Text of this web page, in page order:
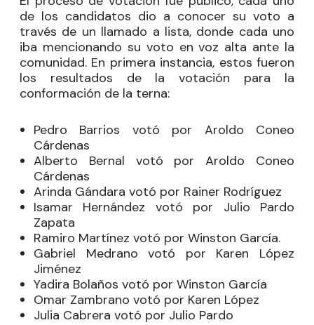
de los candidatos dio a conocer su voto a
través de un llamado a lista, donde cada uno
iba mencionando su voto en voz alta ante la
comunidad. En primera instancia, estos fueron
los resultados de la votación para la
conformación de la terna:
Pedro Barrios votó por Aroldo Coneo
Cárdenas
Alberto Bernal votó por Aroldo Coneo
Cárdenas
Arinda Gándara votó por Rainer Rodríguez
Isamar Hernández votó por Julio Pardo
Zapata
Ramiro Martínez votó por Winston García.
Gabriel Medrano votó por Karen López
Jiménez
Yadira Bolaños votó por Winston García
Omar Zambrano votó por Karen López
Julia Cabrera votó por Julio Pardo